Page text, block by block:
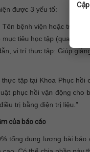
được 3 yếu tố:
bệnh viện hoặc trung
tiêu học tập (quan sát
vị trí thực tập: Giúp
thực tập tại Khoa Phục
phục hồi vận động cho
trị bằng điện trị liệu.”
của báo cáo
tổng dung lượng bài